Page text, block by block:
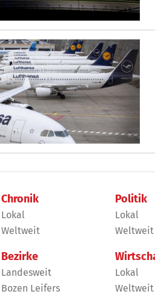
Chronik
Lokal
Weltweit
Bezirke
Landesweit
Bozen Leifers
Politik
Lokal
Weltweit
Lokal
Weltweit